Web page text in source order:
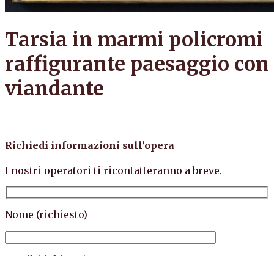
Tarsia in marmi policromi
raffigurante paesaggio con
viandante
Richiedi informazioni sull’opera
I nostri operatori ti ricontatteranno a breve.
Nome (richiesto)